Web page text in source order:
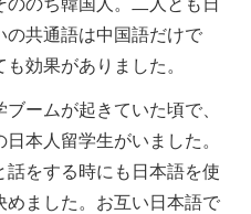
のち韓国人。二人とも日
の共通語は中国語だけで
効果がありました。
ームが起きていた頃で、
本人留学生がいました。
をする時にも日本語を使
めました。お互い日本語で